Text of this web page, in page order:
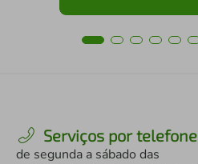
Serviços por telefone
de segunda a sábado das